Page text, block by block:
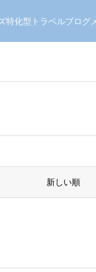
特化型トラベルブロ
新しい順